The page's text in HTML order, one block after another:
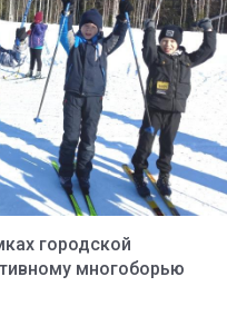
городской
многоборью